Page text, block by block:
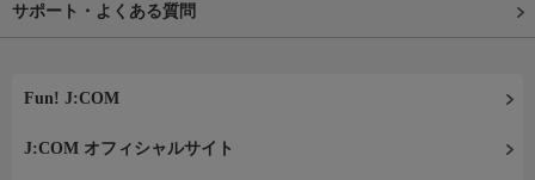
サポート・よくある質問
Fun! J:COM
J:COM オフィシャルサイト